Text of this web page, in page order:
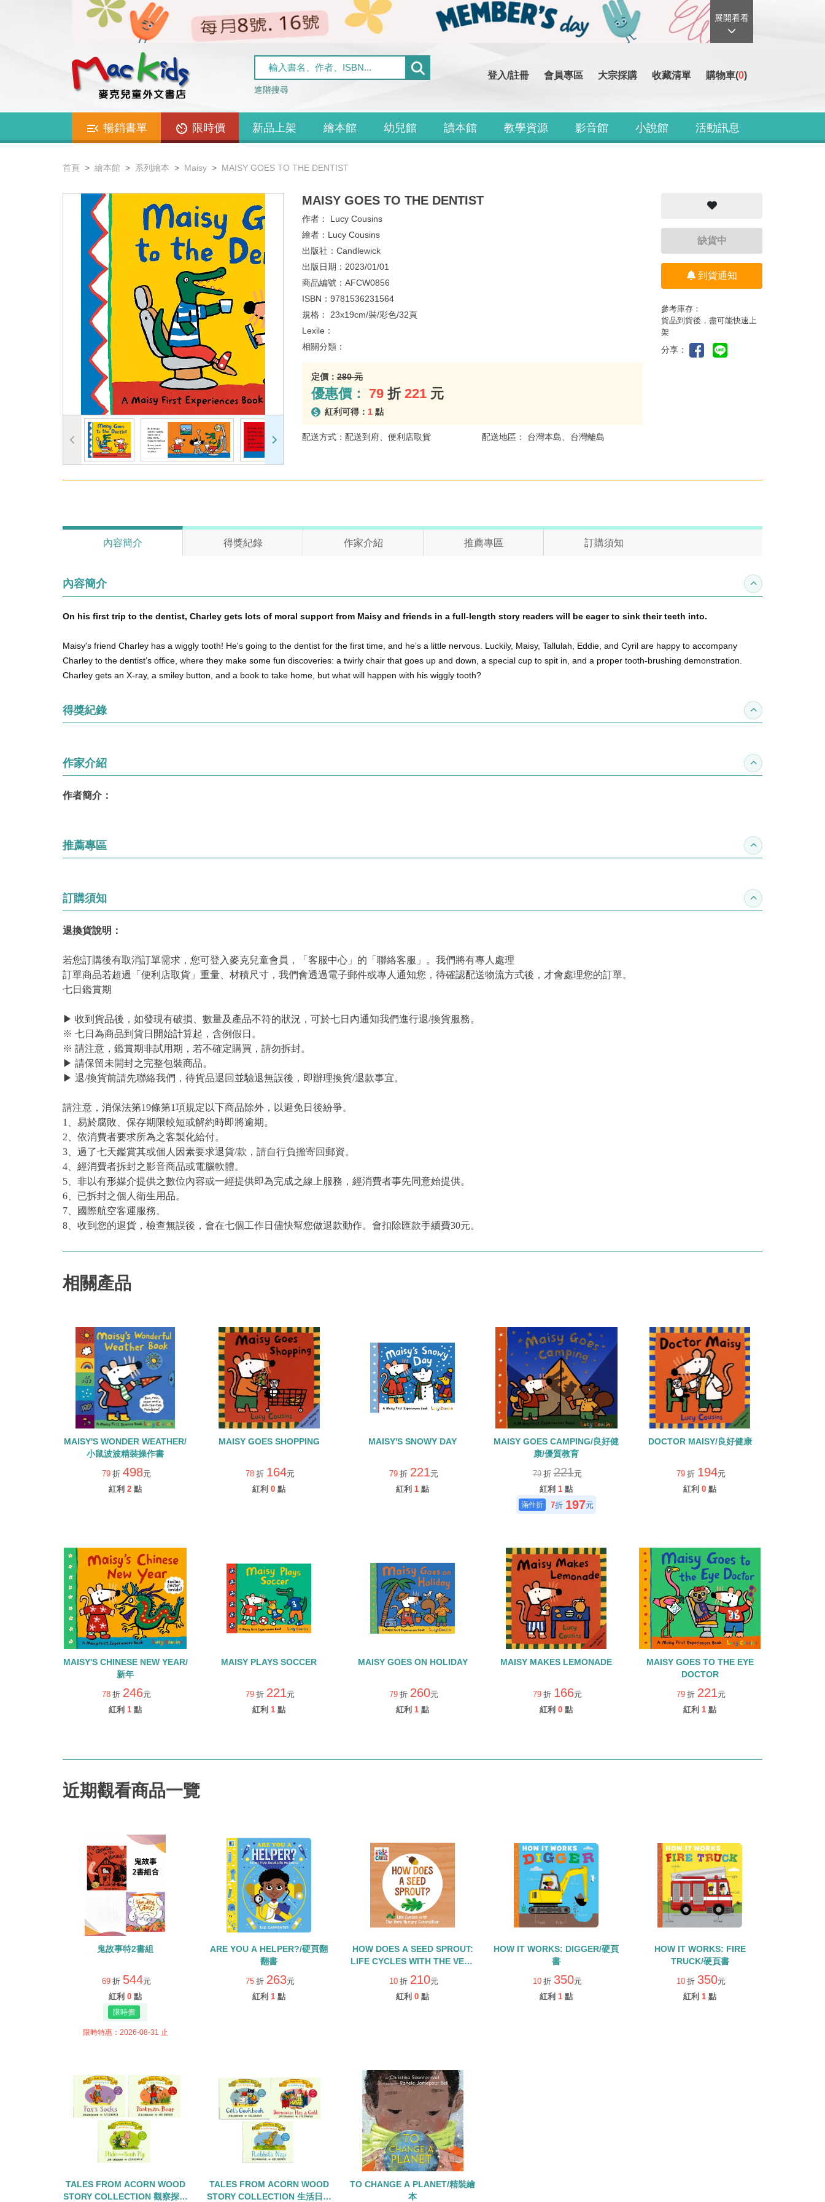
展開看看
進階搜尋
登入/註冊 會員專區 大宗採購 收藏清單 購物車(0)
暢銷書單 限時價 新品上架 繪本館 幼兒館 讀本館 教學資源 影音館 小說館 活動訊息
首頁 繪本館 系列繪本 Maisy MAISY GOES TO THE DENTIST
MAISY GOES TO THE DENTIST
作者： Lucy Cousins
繪者： Lucy Cousins
出版社： Candlewick
出版日期： 2023/01/01
商品編號： AFCW0856
ISBN： 9781536231564
規格： 23x19cm/裝/彩色/32頁
Lexile：
相關分類：
定價： 280 元
優惠價： 79 折 221 元
紅利可得： 1 點
配送方式：配送到府、便利店取貨 配送地區： 台灣本島、台灣離島
缺貨中
到貨通知
參考庫存：
貨品到貨後，盡可能快速上
架
分享：
內容簡介 得獎紀錄 作家介紹 推薦專區 訂購須知
內容簡介 收合內容簡介
On his first trip to the dentist, Charley gets lots of moral support from Maisy and friends in a full-length story readers will be eager to sink their teeth into.
Maisy's friend Charley has a wiggly tooth! He's going to the dentist for the first time, and he’s a little nervous. Luckily, Maisy, Tallulah, Eddie, and Cyril are happy to accompany
Charley to the dentist’s office, where they make some fun discoveries: a twirly chair that goes up and down, a special cup to spit in, and a proper tooth-brushing demonstration.
Charley gets an X-ray, a smiley button, and a book to take home, but what will happen with his wiggly tooth?
得獎紀錄 收合得獎紀錄
作家介紹 收合作家介紹
作者簡介：
推薦專區 收合推薦專區
訂購須知 收合訂購須知
退換貨說明：
若您訂購後有取消訂單需求，您可登入麥克兒童會員，「客服中心」的「聯絡客服」。我們將有專人處理
訂單商品若超過「便利店取貨」重量、材積尺寸，我們會透過電子郵件或專人通知您，待確認配送物流方式後，才會處理您的訂單。
七日鑑賞期
▶ 收到貨品後，如發現有破損、數量及產品不符的狀況，可於七日內通知我們進行退/換貨服務。
※ 七日為商品到貨日開始計算起，含例假日。
※ 請注意，鑑賞期非試用期，若不確定購買，請勿拆封。
▶ 請保留未開封之完整包裝商品。
▶ 退/換貨前請先聯絡我們，待貨品退回並驗退無誤後，即辦理換貨/退款事宜。
請注意，消保法第19條第1項規定以下商品除外，以避免日後紛爭。
1、易於腐敗、保存期限較短或解約時即將逾期。
2、依消費者要求所為之客製化給付。
3、過了七天鑑賞其或個人因素要求退貨/款，請自行負擔寄回郵資。
4、經消費者拆封之影音商品或電腦軟體。
5、非以有形媒介提供之數位內容或一經提供即為完成之線上服務，經消費者事先同意始提供。
6、已拆封之個人衛生用品。
7、國際航空客運服務。
8、收到您的退貨，檢查無誤後，會在七個工作日儘快幫您做退款動作。會扣除匯款手續費30元。
相關產品
MAISY'S WONDER WEATHER/
小鼠波波精裝操作書
79 折 498元
紅利 2 點
MAISY GOES SHOPPING
78 折 164元
紅利 0 點
MAISY'S SNOWY DAY
79 折 221元
紅利 1 點
MAISY GOES CAMPING/良好健
康/優質教育
79 折221元
紅利 1 點
7折 197元
DOCTOR MAISY/良好健康
79 折 194元
紅利 0 點
MAISY'S CHINESE NEW YEAR/
新年
78 折 246元
紅利 1 點
MAISY PLAYS SOCCER
79 折 221元
紅利 1 點
MAISY GOES ON HOLIDAY
79 折 260元
紅利 1 點
MAISY MAKES LEMONADE
79 折 166元
紅利 0 點
MAISY GOES TO THE EYE
DOCTOR
79 折 221元
紅利 1 點
近期觀看商品一覽
鬼故事特2書組
69 折 544元
紅利 0 點
限時特惠：2026-08-31 止
ARE YOU A HELPER?/硬頁翻
翻書
75 折 263元
紅利 1 點
HOW DOES A SEED SPROUT:
LIFE CYCLES WITH THE VERY
HUNGRY CATERPILLAR/硬頁
書
10 折 210元
紅利 0 點
HOW IT WORKS: DIGGER/硬頁
書
10 折 350元
紅利 1 點
HOW IT WORKS: FIRE
TRUCK/硬頁書
10 折 350元
紅利 1 點
TALES FROM ACORN WOOD
STORY COLLECTION 觀察探索
TALES FROM ACORN WOOD
STORY COLLECTION 生活日常
TO CHANGE A PLANET/精裝繪
本